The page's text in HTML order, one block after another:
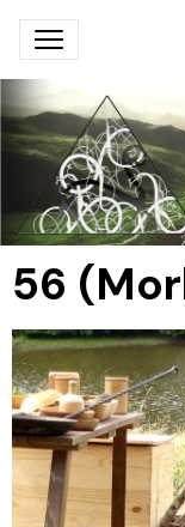
56